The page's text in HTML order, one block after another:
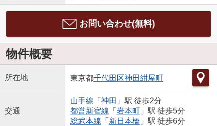
お問い合わせ(無料)
物件概要
所在地 東京都千代田区神田紺屋町
交通
山手線 「 神田 」駅 徒歩2分
都営新宿線 「 岩本町」駅 徒歩5分
総武本線 「 新日本橋 」駅 徒歩6分